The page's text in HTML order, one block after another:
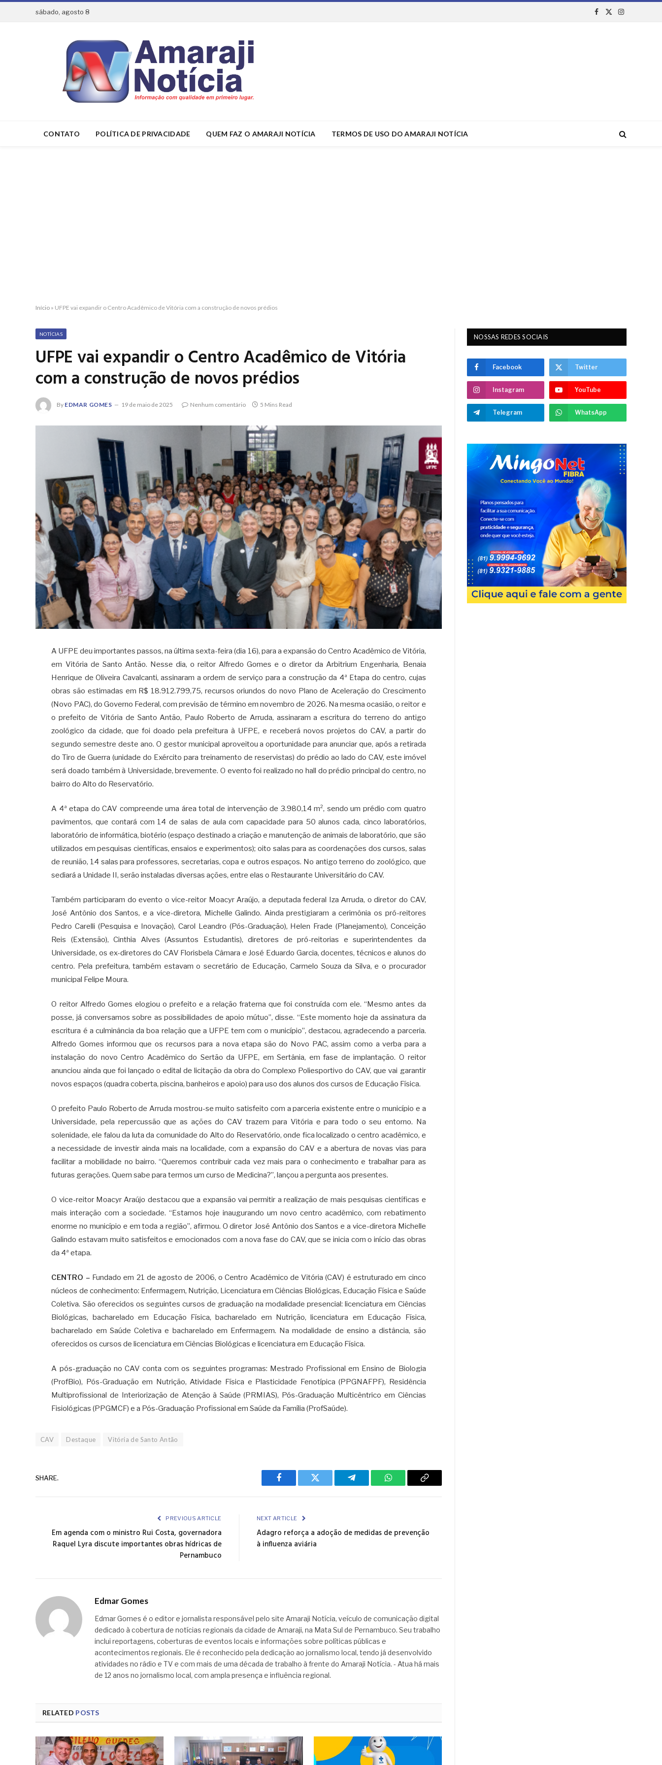
sábado, agosto 8
Facebook
X
Instagram
CONTATO POLÍTICA DE PRIVACIDADE QUEM FAZ O AMARAJI NOTÍCIA TERMOS DE USO DO AMARAJI NOTÍCIA
Início » UFPE vai expandir o Centro Acadêmico de Vitória com a construção de novos prédios
NOTÍCIAS
UFPE vai expandir o Centro Acadêmico de Vitória
com a construção de novos prédios
By EDMAR GOMES 19 de maio de 2025 Nenhum comentário 5 Mins Read
A UFPE deu importantes passos, na última sexta-feira (dia 16), para a expansão do Centro Acadêmico de Vitória,
em Vitória de Santo Antão. Nesse dia, o reitor Alfredo Gomes e o diretor da Arbitrium Engenharia, Benaia
Henrique de Oliveira Cavalcanti, assinaram a ordem de serviço para a construção da 4ª Etapa do centro, cujas
obras são estimadas em R$ 18.912.799,75, recursos oriundos do novo Plano de Aceleração do Crescimento
(Novo PAC), do Governo Federal, com previsão de término em novembro de 2026. Na mesma ocasião, o reitor e
o prefeito de Vitória de Santo Antão, Paulo Roberto de Arruda, assinaram a escritura do terreno do antigo
zoológico da cidade, que foi doado pela prefeitura à UFPE, e receberá novos projetos do CAV, a partir do
segundo semestre deste ano. O gestor municipal aproveitou a oportunidade para anunciar que, após a retirada
do Tiro de Guerra (unidade do Exército para treinamento de reservistas) do prédio ao lado do CAV, este imóvel
será doado também à Universidade, brevemente. O evento foi realizado no hall do prédio principal do centro, no
bairro do Alto do Reservatório.
A 4ª etapa do CAV compreende uma área total de intervenção de 3.980,14 m², sendo um prédio com quatro
pavimentos, que contará com 14 de salas de aula com capacidade para 50 alunos cada, cinco laboratórios,
laboratório de informática, biotério (espaço destinado a criação e manutenção de animais de laboratório, que são
utilizados em pesquisas científicas, ensaios e experimentos); oito salas para as coordenações dos cursos, salas
de reunião, 14 salas para professores, secretarias, copa e outros espaços. No antigo terreno do zoológico, que
sediará a Unidade II, serão instaladas diversas ações, entre elas o Restaurante Universitário do CAV.
Também participaram do evento o vice-reitor Moacyr Araújo, a deputada federal Iza Arruda, o diretor do CAV,
José Antônio dos Santos, e a vice-diretora, Michelle Galindo. Ainda prestigiaram a cerimônia os pró-reitores
Pedro Carelli (Pesquisa e Inovação), Carol Leandro (Pós-Graduação), Helen Frade (Planejamento), Conceição
Reis (Extensão), Cinthia Alves (Assuntos Estudantis), diretores de pró-reitorias e superintendentes da
Universidade, os ex-diretores do CAV Florisbela Câmara e José Eduardo Garcia, docentes, técnicos e alunos do
centro. Pela prefeitura, também estavam o secretário de Educação, Carmelo Souza da Silva, e o procurador
municipal Felipe Moura.
O reitor Alfredo Gomes elogiou o prefeito e a relação fraterna que foi construída com ele. “Mesmo antes da
posse, já conversamos sobre as possibilidades de apoio mútuo”, disse. “Este momento hoje da assinatura da
escritura é a culminância da boa relação que a UFPE tem com o município”, destacou, agradecendo a parceria.
Alfredo Gomes informou que os recursos para a nova etapa são do Novo PAC, assim como a verba para a
instalação do novo Centro Acadêmico do Sertão da UFPE, em Sertânia, em fase de implantação. O reitor
anunciou ainda que foi lançado o edital de licitação da obra do Complexo Poliesportivo do CAV, que vai garantir
novos espaços (quadra coberta, piscina, banheiros e apoio) para uso dos alunos dos cursos de Educação Física.
O prefeito Paulo Roberto de Arruda mostrou-se muito satisfeito com a parceria existente entre o município e a
Universidade, pela repercussão que as ações do CAV trazem para Vitória e para todo o seu entorno. Na
solenidade, ele falou da luta da comunidade do Alto do Reservatório, onde fica localizado o centro acadêmico, e
a necessidade de investir ainda mais na localidade, com a expansão do CAV e a abertura de novas vias para
facilitar a mobilidade no bairro. “Queremos contribuir cada vez mais para o conhecimento e trabalhar para as
futuras gerações. Quem sabe para termos um curso de Medicina?”, lançou a pergunta aos presentes.
O vice-reitor Moacyr Araújo destacou que a expansão vai permitir a realização de mais pesquisas científicas e
mais interação com a sociedade. “Estamos hoje inaugurando um novo centro acadêmico, com rebatimento
enorme no município e em toda a região”, afirmou. O diretor José Antônio dos Santos e a vice-diretora Michelle
Galindo estavam muito satisfeitos e emocionados com a nova fase do CAV, que se inicia com o início das obras
da 4ª etapa.
CENTRO – Fundado em 21 de agosto de 2006, o Centro Acadêmico de Vitória (CAV) é estruturado em cinco
núcleos de conhecimento: Enfermagem, Nutrição, Licenciatura em Ciências Biológicas, Educação Física e Saúde
Coletiva. São oferecidos os seguintes cursos de graduação na modalidade presencial: licenciatura em Ciências
Biológicas, bacharelado em Educação Física, bacharelado em Nutrição, licenciatura em Educação Física,
bacharelado em Saúde Coletiva e bacharelado em Enfermagem. Na modalidade de ensino a distância, são
oferecidos os cursos de licenciatura em Ciências Biológicas e licenciatura em Educação Física.
A pós-graduação no CAV conta com os seguintes programas: Mestrado Profissional em Ensino de Biologia
(ProfBio), Pós-Graduação em Nutrição, Atividade Física e Plasticidade Fenotípica (PPGNAFPF), Residência
Multiprofissional de Interiorização de Atenção à Saúde (PRMIAS), Pós-Graduação Multicêntrico em Ciências
Fisiológicas (PPGMCF) e a Pós-Graduação Profissional em Saúde da Família (ProfSaúde).
CAV Destaque Vitória de Santo Antão
SHARE.
Facebook Twitter Telegram WhatsAppCopy
PREVIOUS ARTICLE
Em agenda com o ministro Rui Costa, governadora
Raquel Lyra discute importantes obras hídricas de
Pernambuco
NEXT ARTICLE
Adagro reforça a adoção de medidas de prevenção
à influenza aviária
Edmar Gomes
Edmar Gomes é o editor e jornalista responsável pelo site Amaraji Notícia, veículo de comunicação digital
dedicado à cobertura de notícias regionais da cidade de Amaraji, na Mata Sul de Pernambuco. Seu trabalho
inclui reportagens, coberturas de eventos locais e informações sobre políticas públicas e
acontecimentos regionais. Ele é reconhecido pela dedicação ao jornalismo local, tendo já desenvolvido
atividades no rádio e TV e com mais de uma década de trabalho à frente do Amaraji Notícia. - Atua há mais
de 12 anos no jornalismo local, com ampla presença e influência regional.
RELATED POSTS
NOSSAS REDES SOCIAIS
Facebook Twitter
Instagram YouTube
Telegram WhatsApp